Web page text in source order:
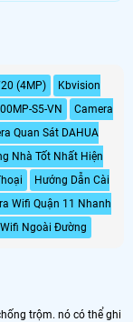
(4MP)
Kbvision
S5-VN
Camera
Quan Sát DAHUA
Nhà Tốt Nhất Hiện
Hướng Dẫn Cài
Wifi Quận 11 Nhanh
Ngoài Đường
trộm. nó có thể ghi